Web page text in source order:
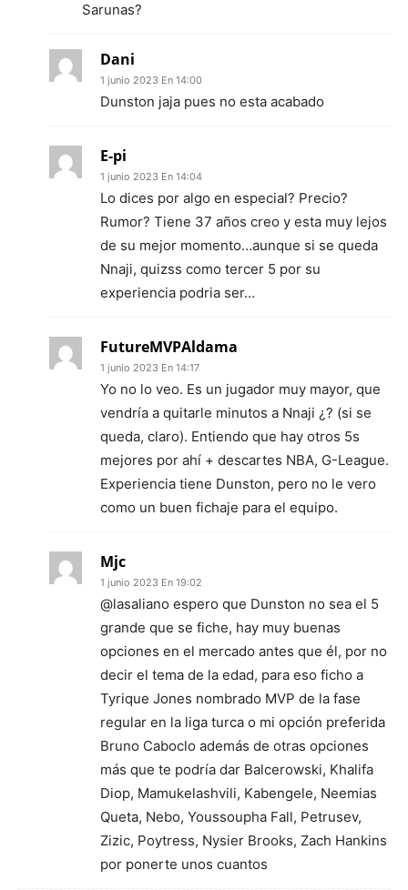
Sarunas?
Dani
1 junio 2023 En 14:00
Dunston jaja pues no esta acabado
E-pi
1 junio 2023 En 14:04
Lo dices por algo en especial? Precio?
Rumor? Tiene 37 años creo y esta muy lejos
de su mejor momento…aunque si se queda
Nnaji, quizss como tercer 5 por su
experiencia podria ser…
FutureMVPAldama
1 junio 2023 En 14:17
Yo no lo veo. Es un jugador muy mayor, que
vendría a quitarle minutos a Nnaji ¿? (si se
queda, claro). Entiendo que hay otros 5s
mejores por ahí + descartes NBA, G-League.
Experiencia tiene Dunston, pero no le vero
como un buen fichaje para el equipo.
Mjc
1 junio 2023 En 19:02
@lasaliano espero que Dunston no sea el 5
grande que se fiche, hay muy buenas
opciones en el mercado antes que él, por no
decir el tema de la edad, para eso ficho a
Tyrique Jones nombrado MVP de la fase
regular en la liga turca o mi opción preferida
Bruno Caboclo además de otras opciones
más que te podría dar Balcerowski, Khalifa
Diop, Mamukelashvili, Kabengele, Neemias
Queta, Nebo, Youssoupha Fall, Petrusev,
Zizic, Poytress, Nysier Brooks, Zach Hankins
por ponerte unos cuantos